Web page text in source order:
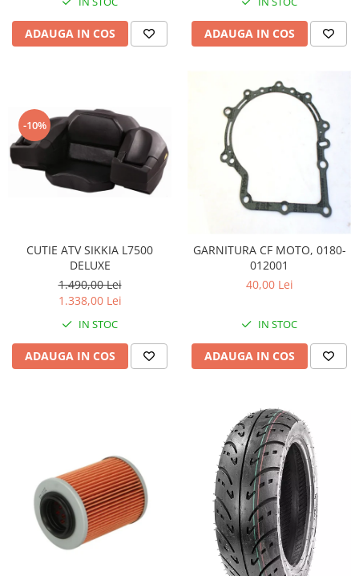
Pompa Presiune
Robinet benzina
CFMOTO
Linhai
Piese Snowmobil
Plastice
Carcase
Sistem de Răcire
ADAUGA IN COS ADAUGA IN COS
-10%
CUTIE ATV SIKKIA L7500
DELUXE
1.490,00 Lei
1.338,00 Lei
IN STOC
ADAUGA IN COS
GARNITURA CF MOTO, 0180-
012001
40,00 Lei
IN STOC
ADAUGA IN COS